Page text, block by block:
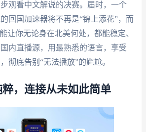
观看中文解说的决赛。届时，一个
回国加速器将不再是“锦上添花”，而
让你无论身在北美何处，都能稳定、
内直播源，用最熟悉的语言，享受
彻底告别“无法播放”的尴尬。
，连接从未如此简单